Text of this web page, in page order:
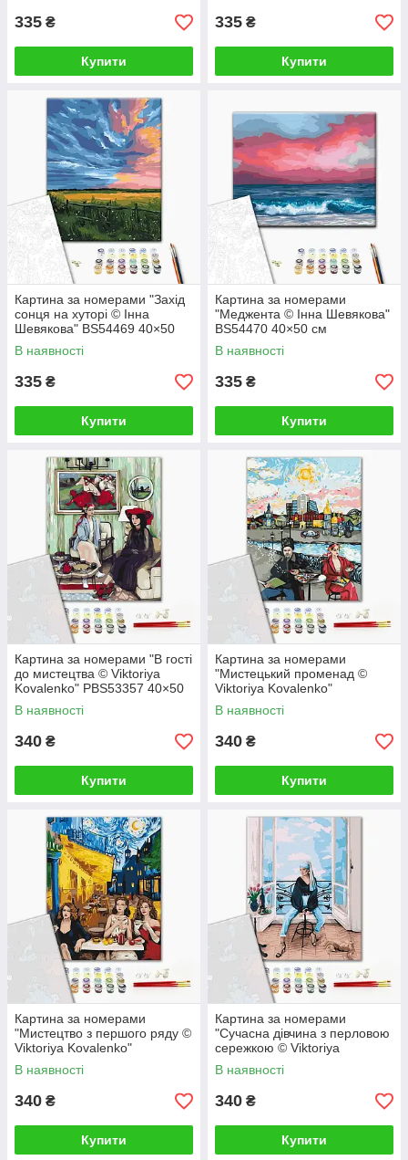
335 ₴
Купити
335 ₴
Купити
Картина за номерами "Захід
сонця на хуторі © Інна
Шевякова" BS54469 40×50
см
В наявності
335 ₴
Купити
Картина за номерами
"Меджента © Інна Шевякова"
BS54470 40×50 см
В наявності
335 ₴
Купити
Картина за номерами "В гості
до мистецтва © Viktoriya
Kovalenko" PBS53357 40×50
см
В наявності
340 ₴
Купити
Картина за номерами
"Мистецький променад ©
Viktoriya Kovalenko"
PBS53356 40×50 см
В наявності
340 ₴
Купити
Картина за номерами
"Мистецтво з першого ряду ©
Viktoriya Kovalenko"
PBS52763 40×50 см
В наявності
340 ₴
Купити
Картина за номерами
"Сучасна дівчина з перловою
сережкою © Viktoriya
Kovalenko" PBS52762 40×50
см
В наявності
340 ₴
Купити